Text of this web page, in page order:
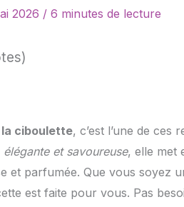
2026 / 6 minutes de lecture
la ciboulette, c’est l’une de ces
élégante et savoureuse, elle met
et parfumée. Que vous soyez
est faite pour vous. Pas